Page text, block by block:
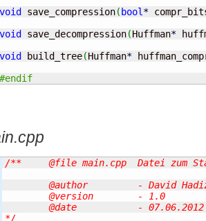
void
save_compression( bool*
void
save_decompression(Huffman*
void
build_tree(Huffman*
#endif
/**	@file main.cpp	Datei zum Starten eines Menues und Ausfuehren des Huffman-Algorithmus
	@author		- David Hadizadeh
	@version	- 1.0
	@date		- 07.06.2012
*/